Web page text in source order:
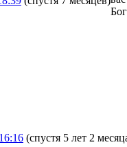
(спустя 5 лет 2